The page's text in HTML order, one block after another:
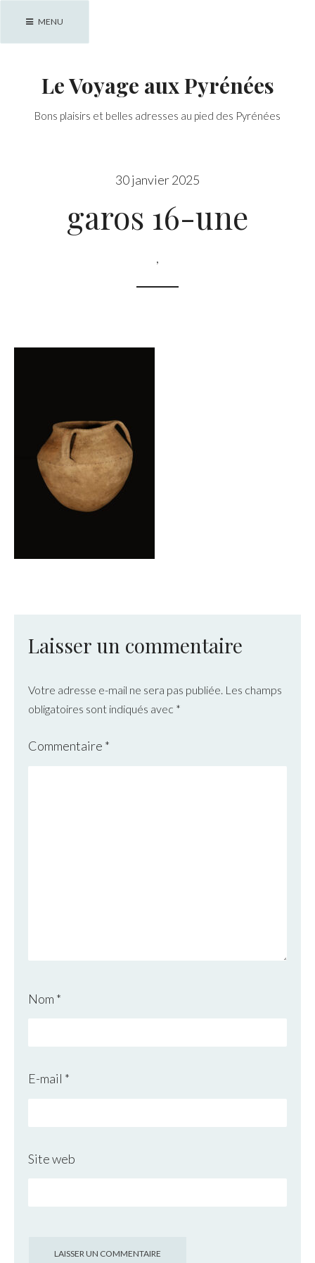
MENU
Le Voyage aux Pyrénées
Bons plaisirs et belles adresses au pied des Pyrénées
30 janvier 2025
garos 16-une
,
Laisser un commentaire
Votre adresse e-mail ne sera pas publiée. Les champs
obligatoires sont indiqués avec *
Commentaire *
Nom *
E-mail *
Site web